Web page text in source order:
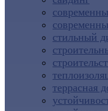
стильный
террасная